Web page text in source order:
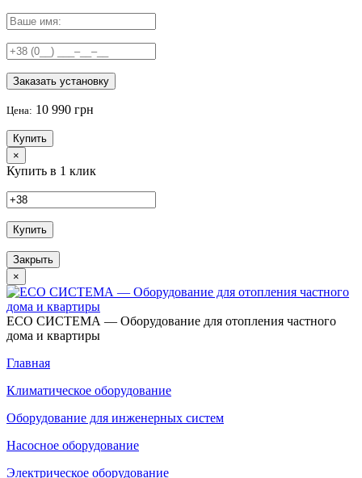
Заказать установку
Цена: 10 990 грн
Купить
×
Купить в 1 клик
Купить
Закрыть
×
ECO СИСТЕМА — Оборудование для отопления частного
дома и квартиры
Главная
Климатическое оборудование
Оборудование для инженерных систем
Насосное оборудование
Электрическое оборудование